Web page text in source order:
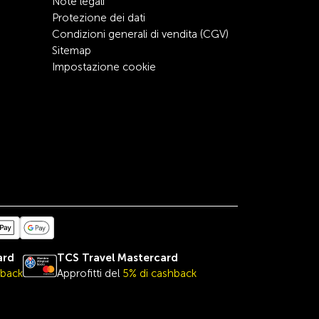
Protezione dei dati
Condizioni generali di vendita (CGV)
Sitemap
Impostazione cookie
TCS Travel Mastercard
Approfitti del 5% di cashback